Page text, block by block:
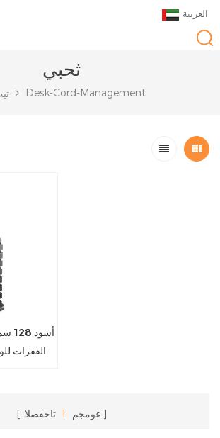
العربية
ثحبي
Desk-Cord-Management
الفقرات
عومجم 1 تاحفصلا